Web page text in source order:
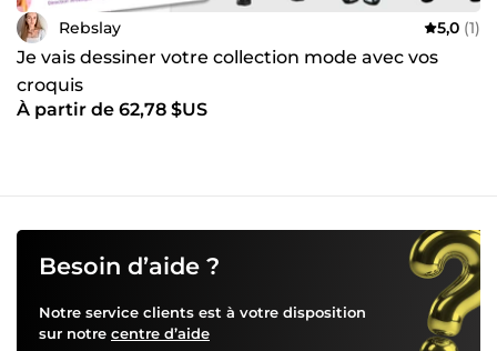
Rebslay 5,0 (1)
Je vais dessiner votre collection mode avec vos
croquis
À partir de 62,78 $US
Besoin d’aide ?
Notre service clients est à votre disposition
sur notre centre d’aide